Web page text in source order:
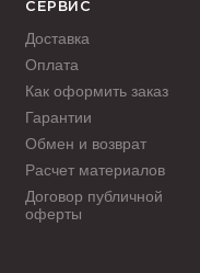
СЕРВИС
Доставка
Оплата
Как оформить заказ
Гарантии
Обмен и возврат
Расчет материалов
Договор публичной
оферты